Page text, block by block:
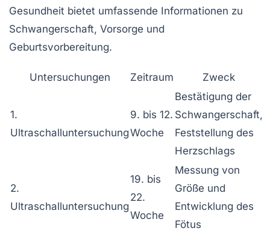
Gesundheit bietet umfassende Informationen zu
Schwangerschaft, Vorsorge und
Geburtsvorbereitung.
Untersuchungen Zeitraum Zweck
1.
Ultraschalluntersuchung
9. bis 12.
Woche
Bestätigung der
Schwangerschaft,
Feststellung des
Herzschlags
2.
Ultraschalluntersuchung
19. bis
22.
Woche
Messung von
Größe und
Entwicklung des
Fötus